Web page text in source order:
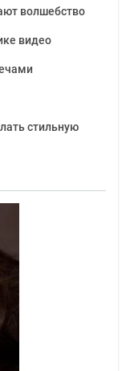
волшебство
видео
стильную